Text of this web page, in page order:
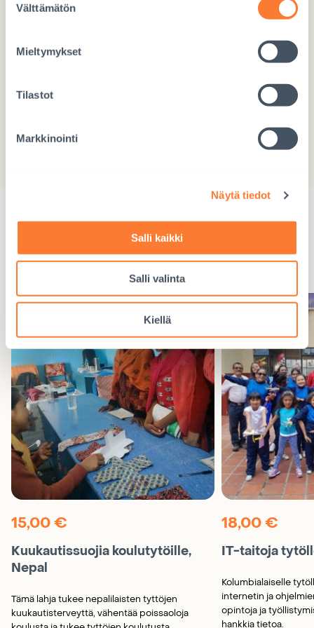
valinta
Välttämätön
Mieltymykset
Tilastot
Markkinointi
Näytä tiedot
Salli kaikki
Salli valinta
Kiellä
Eettiset lahjat
Seuraava
15,00€
Kuukautissuojia koulutytöille,
Nepal
Tämä lahja tukee nepalilaisten tyttöjen
kuukautisterveyttä, vähentää poissaoloja
18,00€
IT-taitoja
Kolumbialaiselle
internetin ja
opintoja ja
hankkia tietoa.